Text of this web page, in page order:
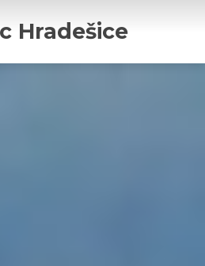
Hradešice